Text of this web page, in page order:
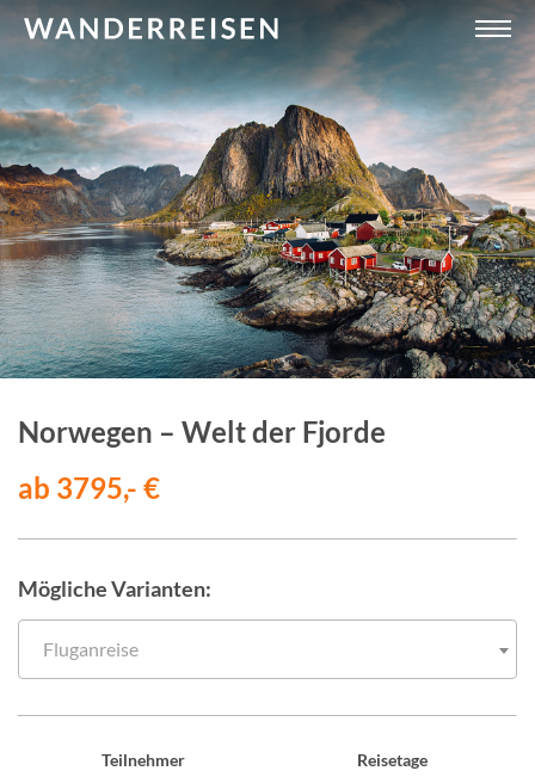
Norwegen – Welt der Fjorde
ab 3795,- €
Mögliche Varianten:
Fluganreise
Teilnehmer Reisetage